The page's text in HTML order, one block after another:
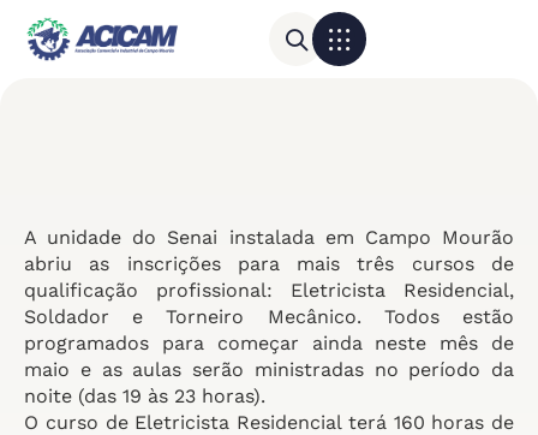
A unidade do Senai instalada em Campo Mourão
abriu as inscrições para mais três cursos de
qualificação profissional: Eletricista Residencial,
Soldador e Torneiro Mecânico. Todos estão
programados para começar ainda neste mês de
maio e as aulas serão ministradas no período da
noite (das 19 às 23 horas).
O curso de Eletricista Residencial terá 160 horas de